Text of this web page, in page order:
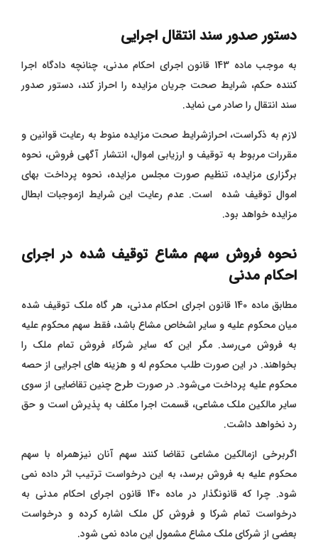
دستور صدور سند انتقال اجرایی
به موجب ماده 143 قانون اجرای احکام مدنی، چنانچه دادگاه اجرا
کننده حکم، شرایط صحت جریان مزایده را احراز کند، دستور صدور
سند انتقال را صادر می نماید.
لازم به ذکراست، احرازشرایط صحت مزایده منوط به رعایت قوانین و
مقررات مربوط به توقیف و ارزیابی اموال، انتشار آگهی فروش، نحوه
برگزاری مزایده، تنظیم صورت مجلس مزایده، نحوه پرداخت بهای
اموال توقیف شده است. عدم رعایت این شرایط ازموجبات ابطال
مزایده خواهد بود.
نحوه فروش سهم مشاع توقیف شده در اجرای
احکام مدنی
مطابق ماده 140 قانون اجرای احکام مدنی، هر گاه ملک توقیف شده
میان محکوم علیه و سایر اشخاص مشاع باشد، فقط سهم محکوم ‌علیه
به فروش می‌رسد. مگر این که سایر شرکاء فروش تمام ملک را
بخواهند. در این صورت‌ طلب محکوم ‌له و هزینه‌ های اجرایی از حصه
محکوم‌ علیه پرداخت می‌شود. در صورت طرح چنین تقاضایی از سوی
سایر مالکین ملک مشاعی، قسمت اجرا مکلف به پذیرش است و حق
رد نخواهد داشت.
اگربرخی ازمالکین مشاعی تقاضا کنند سهم آنان نیزهمراه با سهم
محکوم علیه به فروش برسد، به این درخواست ترتیب اثر داده نمی
شود. چرا که قانونگذار در ماده 140 قانون اجرای احکام مدنی به
درخواست تمام شرکا و فروش کل ملک اشاره کرده و درخواست
بعضی از شرکای ملک مشاع مشمول این ماده نمی شود.